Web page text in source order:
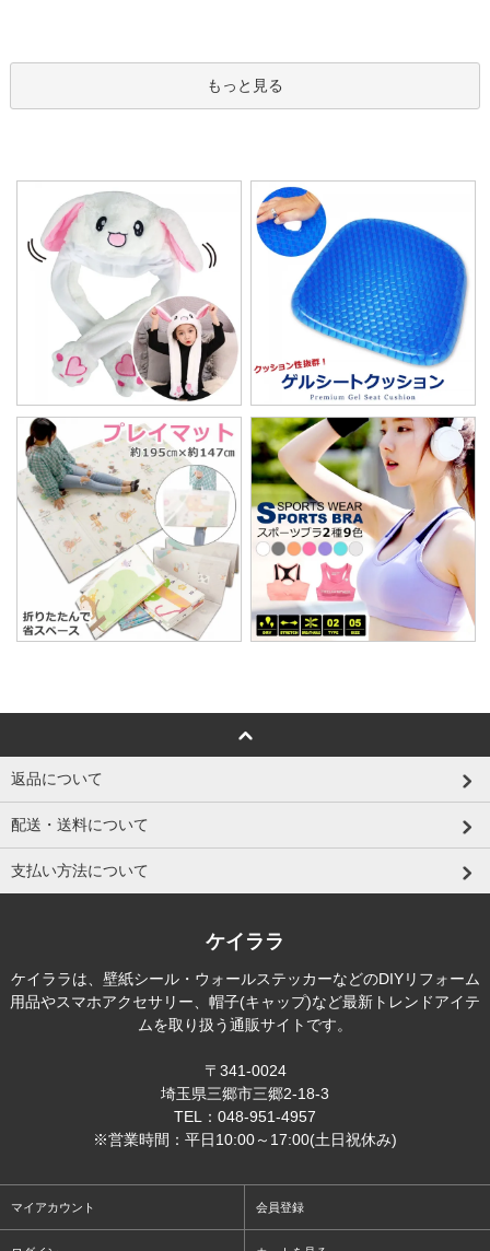
もっと見る
返品について
配送・送料について
支払い方法について
ケイララ
ケイララは、壁紙シール・ウォールステッカーなどのDIYリフォーム
用品やスマホアクセサリー、帽子(キャップ)など最新トレンドアイテ
ムを取り扱う通販サイトです。
〒341-0024
埼玉県三郷市三郷2-18-3
TEL：048-951-4957
※営業時間：平日10:00～17:00(土日祝休み)
マイアカウント 会員登録